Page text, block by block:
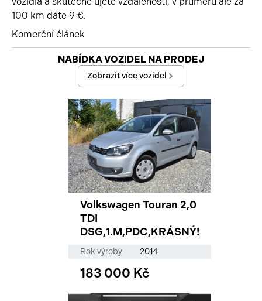
100 km dáte 9 €.
Komerční článek
Začátek reklamy
NABÍDKA VOZIDEL NA PRODEJ
Zobrazit více vozidel
Volkswagen Touran 2,0
TDI
DSG,1.M,PDC,KRÁSNÝ!
Rok výroby 2014
183 000 Kč